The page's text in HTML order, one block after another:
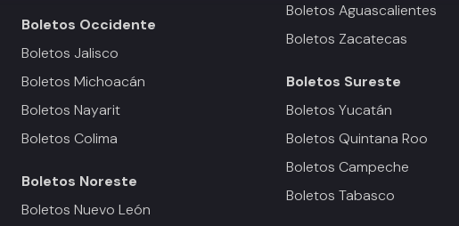
Boletos Occidente
Boletos Jalisco
Boletos Michoacán
Boletos Nayarit
Boletos Colima
Boletos Noreste
Boletos Nuevo León
Boletos Aguascalientes
Boletos Zacatecas
Boletos Sureste
Boletos Yucatán
Boletos Quintana Roo
Boletos Campeche
Boletos Tabasco